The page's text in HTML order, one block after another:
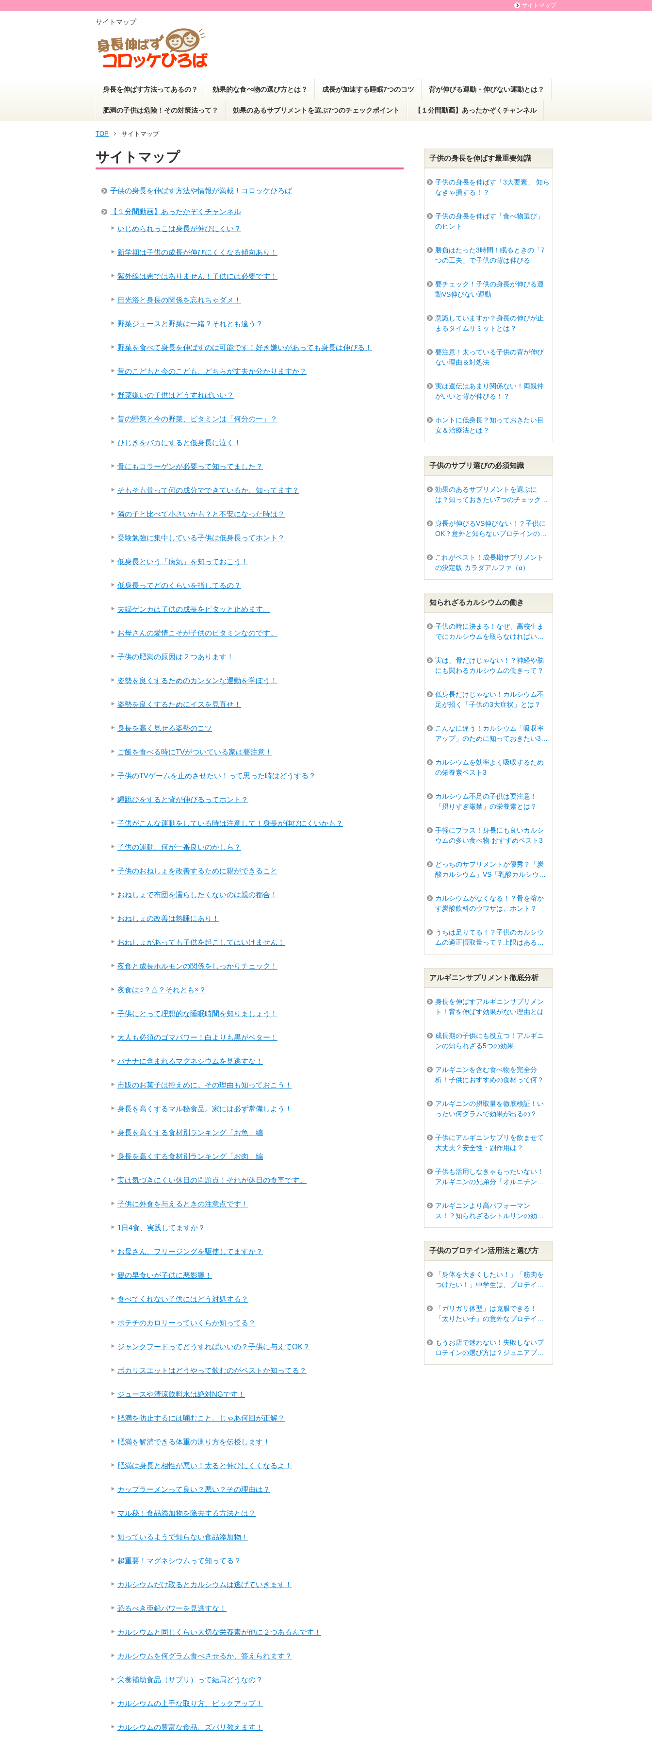
サイトマップ
身長を伸ばす方法ってあるの？ 効果的な食べ物の選び方とは？ 成長が加速する睡眠7つのコツ 背が伸びる運動・伸びない運動とは？
肥満の子供は危険！その対策法って？ 効果のあるサプリメントを選ぶ7つのチェックポイント 【１分間動画】あったかぞくチャンネル
TOP サイトマップ
サイトマップ
子供の身長を伸ばす方法や情報が満載！コロッケひろば
【１分間動画】あったかぞくチャンネル
いじめられっこは身長が伸びにくい？
新学期は子供の成長が伸びにくくなる傾向あり！
紫外線は悪ではありません！子供には必要です！
日光浴と身長の関係を忘れちゃダメ！
野菜ジュースと野菜は一緒？それとも違う？
野菜を食べて身長を伸ばすのは可能です！好き嫌いがあっても身長は伸びる！
昔のこどもと今のこども、どちらが丈夫か分かりますか？
野菜嫌いの子供はどうすればいい？
昔の野菜と今の野菜、ビタミンは「何分の一」？
ひじきをバカにすると低身長に泣く！
骨にもコラーゲンが必要って知ってました？
そもそも骨って何の成分でできているか、知ってます？
隣の子と比べて小さいかも？と不安になった時は？
受験勉強に集中している子供は低身長ってホント？
低身長という「病気」を知っておこう！
低身長ってどのくらいを指してるの？
夫婦ゲンカは子供の成長をピタッと止めます。
お母さんの愛情こそが子供のビタミンなのです。
子供の肥満の原因は２つあります！
姿勢を良くするためのカンタンな運動を学ぼう！
姿勢を良くするためにイスを見直せ！
身長を高く見せる姿勢のコツ
ご飯を食べる時にTVがついている家は要注意！
子供のTVゲームを止めさせたい！って思った時はどうする？
縄跳びをすると背が伸びるってホント？
子供がこんな運動をしている時は注意して！身長が伸びにくいかも？
子供の運動、何が一番良いのかしら？
子供のおねしょを改善するために親ができること
おねしょで布団を濡らしたくないのは親の都合！
おねしょの改善は熟睡にあり！
おねしょがあっても子供を起こしてはいけません！
夜食と成長ホルモンの関係をしっかりチェック！
夜食は○？△？それとも×？
子供にとって理想的な睡眠時間を知りましょう！
大人も必須のゴマパワー！白よりも黒がベター！
バナナに含まれるマグネシウムを見逃すな！
市販のお菓子は控えめに。その理由も知っておこう！
身長を高くするマル秘食品。家には必ず常備しよう！
身長を高くする食材別ランキング「お魚」編
身長を高くする食材別ランキング「お肉」編
実は気づきにくい休日の問題点！それが休日の食事です。
子供に外食を与えるときの注意点です！
1日4食、実践してますか？
お母さん、フリージングを駆使してますか？
親の早食いが子供に悪影響！
食べてくれない子供にはどう対処する？
ポテチのカロリーっていくらか知ってる？
ジャンクフードってどうすればいいの？子供に与えてOK？
ポカリスエットはどうやって飲むのがベストか知ってる？
ジュースや清涼飲料水は絶対NGです！
肥満を防止するには噛むこと。じゃあ何回が正解？
肥満を解消できる体重の測り方を伝授します！
肥満は身長と相性が悪い！太ると伸びにくくなるよ！
カップラーメンって良い？悪い？その理由は？
マル秘！食品添加物を除去する方法とは？
知っているようで知らない食品添加物！
超重要！マグネシウムって知ってる？
カルシウムだけ取るとカルシウムは逃げていきます！
恐るべき亜鉛パワーを見逃すな！
カルシウムと同じくらい大切な栄養素が他に２つあるんです！
カルシウムを何グラム食べさせるか、答えられます？
栄養補助食品（サプリ）って結局どうなの？
カルシウムの上手な取り方、ピックアップ！
カルシウムの豊富な食品、ズバリ教えます！
子供の身長を伸ばす最重要知識
子供の身長を伸ばす「3大要素」 知ら
なきゃ損する！？
子供の身長を伸ばす「食べ物選び」
のヒント
勝負はたった3時間！眠るときの「7
つの工夫」で子供の背は伸びる
要チェック！子供の身長が伸びる運
動VS伸びない運動
意識していますか？身長の伸びが止
まるタイムリミットとは？
要注意！太っている子供の背が伸び
ない理由＆対処法
実は遺伝はあまり関係ない！両親仲
がいいと背が伸びる！？
ホントに低身長？知っておきたい目
安＆治療法とは？
子供のサプリ選びの必須知識
効果のあるサプリメントを選ぶに
は？知っておきたい7つのチェックポ
身長が伸びるVS伸びない！？子供に
OK？意外と知らないプロテインの真
これがベスト！成長期サプリメント
の決定版 カラダアルファ（α）
知られざるカルシウムの働き
子供の時に決まる！なぜ、高校生ま
でにカルシウムを取らなければいけ
実は、骨だけじゃない！？神経や脳
にも関わるカルシウムの働きって？
低身長だけじゃない！カルシウム不
足が招く「子供の3大症状」とは？
こんなに違う！カルシウム「吸収率
アップ」のために知っておきたい3つ
カルシウムを効率よく吸収するため
の栄養素ベスト3
カルシウム不足の子供は要注意！
「摂りすぎ厳禁」の栄養素とは？
手軽にプラス！身長にも良いカルシ
ウムの多い食べ物 おすすめベスト3
どっちのサプリメントが優秀？「炭
酸カルシウム」VS「乳酸カルシウ
カルシウムがなくなる！？骨を溶か
す炭酸飲料のウワサは、ホント？
うちは足りてる！？子供のカルシウ
ムの適正摂取量って？上限はある
の？
アルギニンサプリメント徹底分析
身長を伸ばすアルギニンサプリメン
ト！背を伸ばす効果がない理由とは
成長期の子供にも役立つ！アルギニ
ンの知られざる5つの効果
アルギニンを含む食べ物を完全分
析！子供におすすめの食材って何？
アルギニンの摂取量を徹底検証！い
ったい何グラムで効果が出るの？
子供にアルギニンサプリを飲ませて
大丈夫？安全性・副作用は？
子供も活用しなきゃもったいない！
アルギニンの兄弟分「オルニチン」
アルギニンより高パフォーマン
ス！？知られざるシトルリンの効果
って？
子供のプロテイン活用法と選び方
「身体を大きくしたい！」「筋肉を
つけたい！」中学生は、プロテイン
「ガリガリ体型」は克服できる！
「太りたい子」の意外なプロテイン
もうお店で迷わない！失敗しないプ
ロテインの選び方は？ジュニアプロ
テインはどう違うの？
サイトマップ